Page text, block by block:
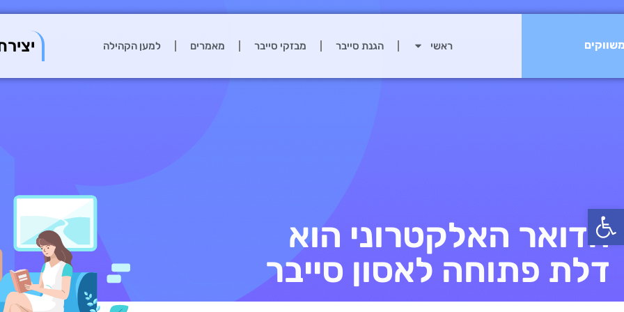
פתח סרגל נגישות
ראשי הגנת סייבר מבזקי סייבר מאמרים למען הקהילה
הדואר האלקטרוני הוא
דלת פתוחה לאסון סייבר